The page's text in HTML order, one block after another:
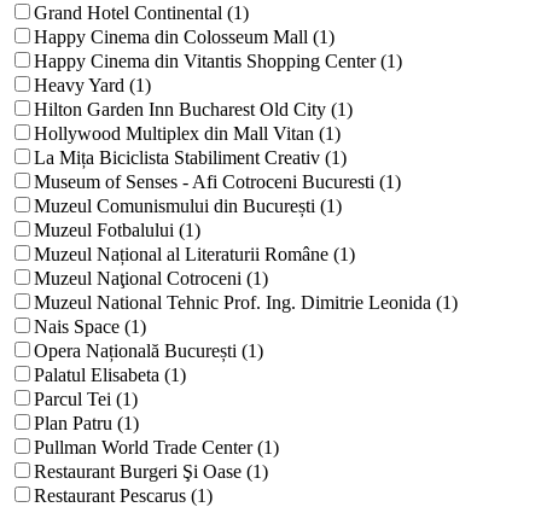
Grand Hotel Continental (1)
Happy Cinema din Colosseum Mall (1)
Happy Cinema din Vitantis Shopping Center (1)
Heavy Yard (1)
Hilton Garden Inn Bucharest Old City (1)
Hollywood Multiplex din Mall Vitan (1)
La Mița Biciclista Stabiliment Creativ (1)
Museum of Senses - Afi Cotroceni Bucuresti (1)
Muzeul Comunismului din București (1)
Muzeul Fotbalului (1)
Muzeul Național al Literaturii Române (1)
Muzeul Naţional Cotroceni (1)
Muzeul National Tehnic Prof. Ing. Dimitrie Leonida (1)
Nais Space (1)
Opera Națională București (1)
Palatul Elisabeta (1)
Parcul Tei (1)
Plan Patru (1)
Pullman World Trade Center (1)
Restaurant Burgeri Şi Oase (1)
Restaurant Pescarus (1)